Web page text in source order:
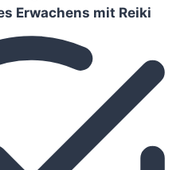
Erwachens mit Reiki